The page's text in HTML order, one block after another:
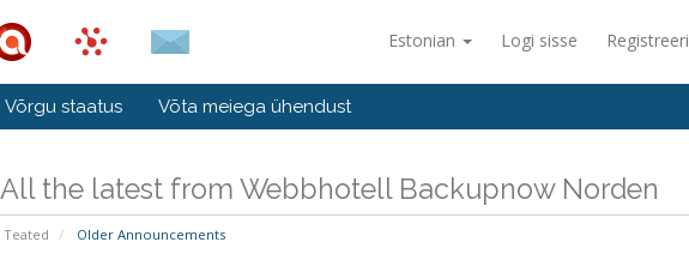
Estonian Logi sisse Registreeri
Võrgu staatus Võta meiega ühendust
All the latest from Webbhotell Backupnow Norden
Teated Older Announcements